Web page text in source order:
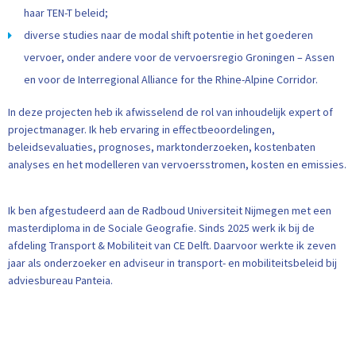
haar TEN-T beleid;
diverse studies naar de modal shift potentie in het goederen
vervoer, onder andere voor de vervoersregio Groningen – Assen
en voor de Interregional Alliance for the Rhine-Alpine Corridor.
In deze projecten heb ik afwisselend de rol van inhoudelijk expert of
projectmanager. Ik heb ervaring in effectbeoordelingen,
beleidsevaluaties, prognoses, marktonderzoeken, kostenbaten
analyses en het modelleren van vervoersstromen, kosten en emissies.
Ik ben afgestudeerd aan de Radboud Universiteit Nijmegen met een
masterdiploma in de Sociale Geografie. Sinds 2025 werk ik bij de
afdeling Transport & Mobiliteit van CE Delft. Daarvoor werkte ik zeven
jaar als onderzoeker en adviseur in transport- en mobiliteitsbeleid bij
adviesbureau Panteia.